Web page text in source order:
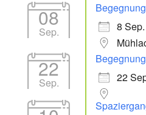
08
Sep.
8
22
Sep.
22